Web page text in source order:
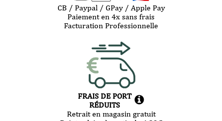
CB / Paypal / GPay / Apple Pay
Paiement en 4x sans frais
Facturation Professionnelle
FRAIS DE PORT
RÉDUITS
Retrait en magasin gratuit